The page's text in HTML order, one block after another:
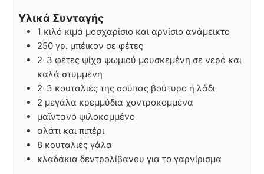
Υλικά Συνταγής
1 κιλό κιμά μοσχαρίσιο και αρνίσιο ανάμεικτο
250 γρ. μπέικον σε φέτες
2-3 φέτες ψίχα ψωμιού μουσκεμένη σε νερό και
καλά στυμμένη
2-3 κουταλιές της σούπας βούτυρο ή λάδι
2 μεγάλα κρεμμύδια χοντροκομμένα
μαϊντανό ψιλοκομμένο
αλάτι και πιπέρι
8 κουταλιές γάλα
κλαδάκια δεντρολίβανου για το γαρνίρισμα